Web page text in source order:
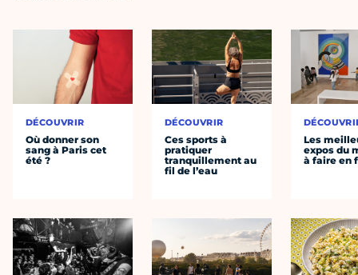
DÉCOUVRIR
Où donner son
sang à Paris cet
été ?
DÉCOUVRIR
Ces sports à
pratiquer
tranquillement au
fil de l’eau
Les
expos du
à faire en